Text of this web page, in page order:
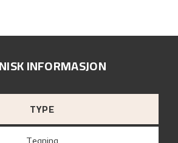
INFORMASJON
TYPE